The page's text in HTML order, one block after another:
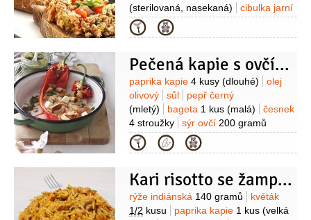
(sterilovaná, nasekaná)
cibulka jarní
2 kusy
hořčice
2 lžičky
pepř černý1 špetka
Kategorie
Pečená kapie s ovčím sýrem a pestem
Suroviny
paprika kapie 4 kusy (dlouhé)
olej
olivový
sůl
pepř černý
(mletý)
bageta 1 kus (malá)
česnek
4 stroužky
sýr ovčí 200 gramů
(polotvrdý)
pesto bazalkové
2 lžičky
semínka slunečnicová
Kategorie
Kari risotto se žampiony
Suroviny
rýže indiánská 140 gramů
květák
1/2 kusu paprika kapie 1 kus (velká